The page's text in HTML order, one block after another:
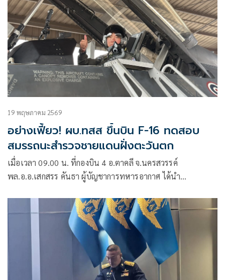
19 พฤษภาคม 2569
อย่างเฟี้ยว! ผบ.ทสส ขึ้นบิน F-16 ทดสอบ
สมรรถนะสำรวจชายแดนฝั่งตะวันตก
เมื่อเวลา 09.00 น. ที่กองบิน 4 อ.ตาคลี จ.นครสวรรค์
พล.อ.อ.เสกสรร คันธา ผู้บัญชาการทหารอากาศ ได้นำ